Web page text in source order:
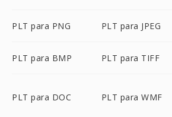
PLT para PNG PLT para JPEG
PLT para BMP PLT para TIFF
PLT para DOC PLT para WMF